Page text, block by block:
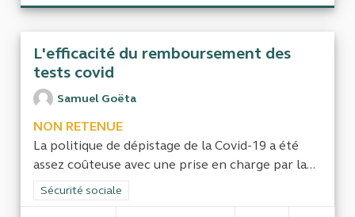
L'efficacité du remboursement des
tests covid
Samuel Goëta
NON RETENUE
La politique de dépistage de la Covid-19 a été
assez coûteuse avec une prise en charge par la...
Filtrer les résultats de la catégorie : Sécurité sociale
Sécurité sociale